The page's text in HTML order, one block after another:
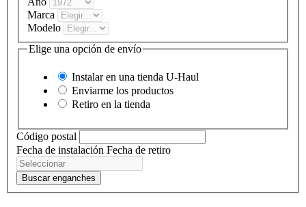
Marca
Modelo
Elige una opción de envío
Instalar en una tienda U-Haul
Enviarme los productos
Retiro en la tienda
Código postal
Fecha de instalación Fecha de retiro
Buscar enganches